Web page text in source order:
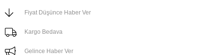
Fiyat Düşünce Haber Ver
Kargo Bedava
Gelince Haber Ver